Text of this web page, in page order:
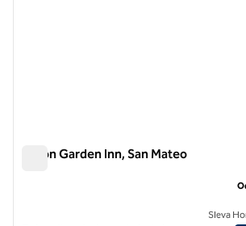
Hilton Garden Inn, San Mateo
Sleva